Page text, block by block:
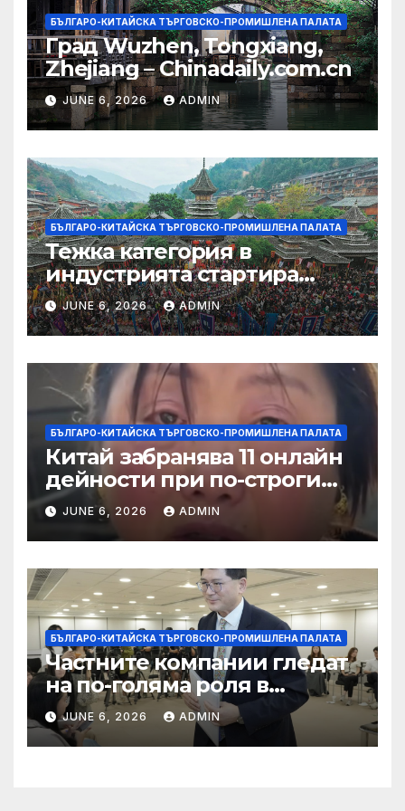
БЪЛГАРО-КИТАЙСКА ТЪРГОВСКО-ПРОМИШЛЕНА ПАЛАТА
Град Wuzhen, Tongxiang,
Zhejiang – Chinadaily.com.cn
JUNE 6, 2026 ADMIN
БЪЛГАРО-КИТАЙСКА ТЪРГОВСКО-ПРОМИШЛЕНА ПАЛАТА
Тежка категория в
индустрията стартира
алианс за космическа
слънчева енергия
JUNE 6, 2026 ADMIN
БЪЛГАРО-КИТАЙСКА ТЪРГОВСКО-ПРОМИШЛЕНА ПАЛАТА
Китай забранява 11 онлайн
дейности при по-строги
правила за ограничаване на
слуховете и
кибернасилниците
JUNE 6, 2026 ADMIN
БЪЛГАРО-КИТАЙСКА ТЪРГОВСКО-ПРОМИШЛЕНА ПАЛАТА
Частните компании гледат
на по-голяма роля в
стратегическата
енергетика
JUNE 6, 2026 ADMIN